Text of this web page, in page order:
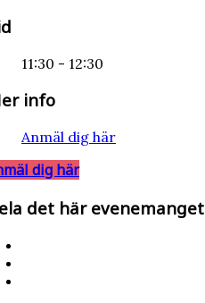
11:30 - 12:30
info
Anmäl dig här
dig här
det här evenemanget